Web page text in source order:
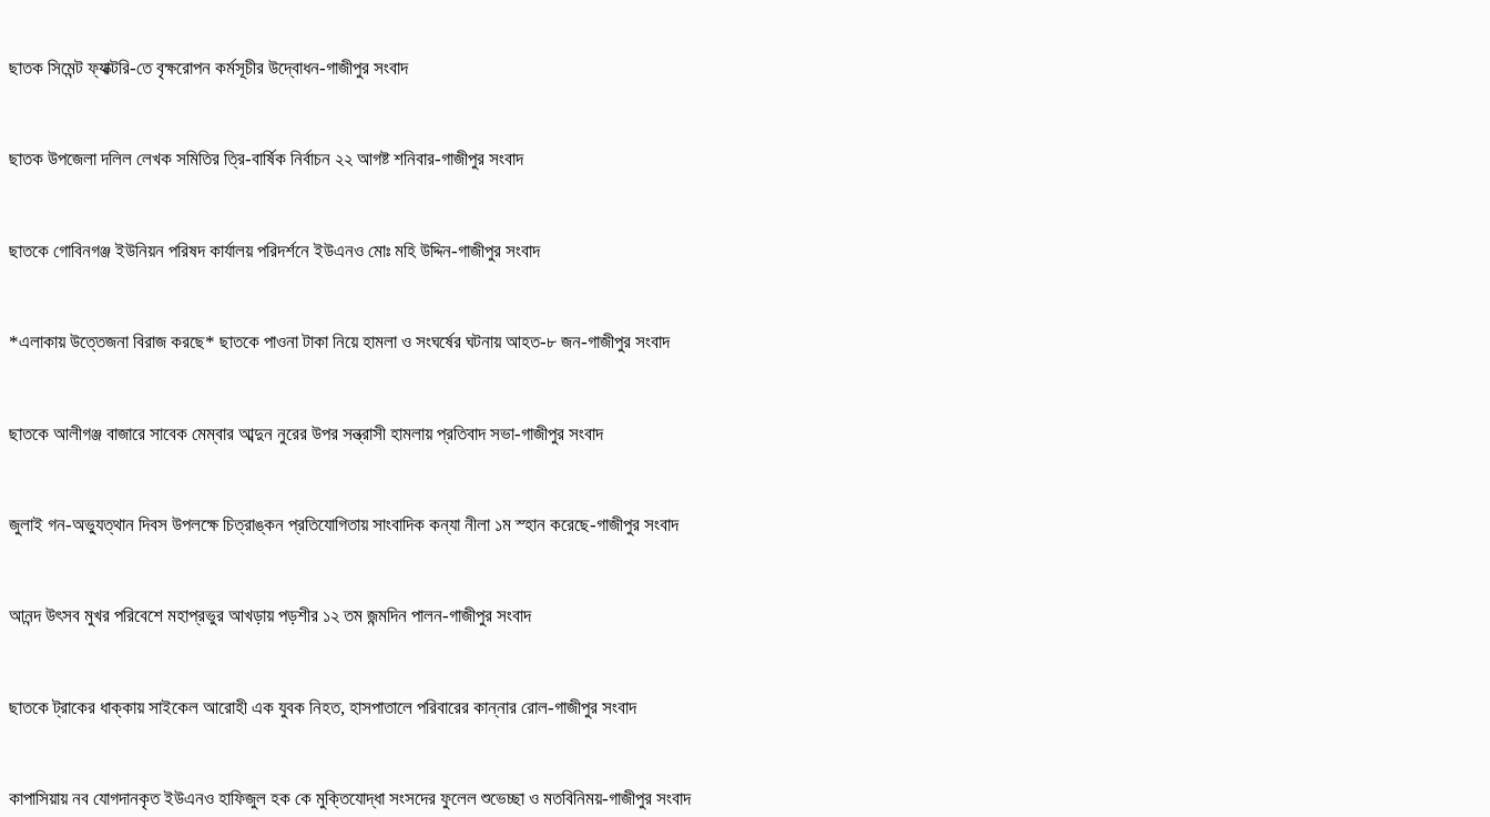
ছাতক সিমেন্ট ফ্যাক্টরি-তে বৃক্ষরোপন কর্মসূচীর উদ্বোধন-গাজীপুর সংবাদ
ছাতক উপজেলা দলিল লেখক সমিতির ত্রি-বার্ষিক নির্বাচন ২২ আগষ্ট শনিবার-গাজীপুর সংবাদ
ছাতকে গোবিনগঞ্জ ইউনিয়ন পরিষদ কার্যালয় পরিদর্শনে ইউএনও মোঃ মহি উদ্দিন-গাজীপুর সংবাদ
*এলাকায় উত্তেজনা বিরাজ করছে* ছাতকে পাওনা টাকা নিয়ে হামলা ও সংঘর্ষের ঘটনায় আহত-৮ জন-গাজীপুর সংবাদ
ছাতকে আলীগঞ্জ বাজারে সাবেক মেম্বার আব্দুন নুরের উপর সন্ত্রাসী হামলায় প্রতিবাদ সভা-গাজীপুর সংবাদ
জুলাই গন-অভ্যুত্থান দিবস উপলক্ষে চিত্রাঙ্কন প্রতিযোগিতায় সাংবাদিক কন্যা নীলা ১ম স্হান করেছে-গাজীপুর সংবাদ
আনন্দ উৎসব মুখর পরিবেশে মহাপ্রভুর আখড়ায় পড়শীর ১২ তম জন্মদিন পালন-গাজীপুর সংবাদ
ছাতকে ট্রাকের ধাক্কায় সাইকেল আরোহী এক যুবক নিহত, হাসপাতালে পরিবারের কান্নার রোল-গাজীপুর সংবাদ
কাপাসিয়ায় নব যোগদানকৃত ইউএনও হাফিজুল হক কে মুক্তিযোদ্ধা সংসদের ফুলেল শুভেচ্ছা ও মতবিনিময়-গাজীপুর সংবাদ